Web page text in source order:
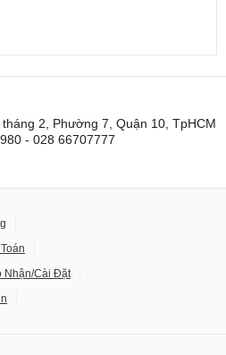
2, Phường 7, Quận 10, TpHCM
- 028 66707777
Nhận/Cài Đặt